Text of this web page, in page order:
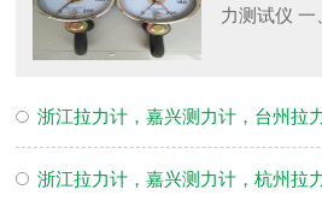
力测试仪
浙江拉力计，嘉兴测力计，台州拉
浙江拉力计，嘉兴测力计，杭州拉